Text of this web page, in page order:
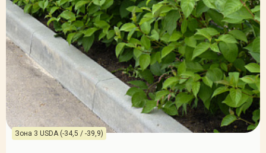
Зона 3 USDA (-34,5 / -39,9)